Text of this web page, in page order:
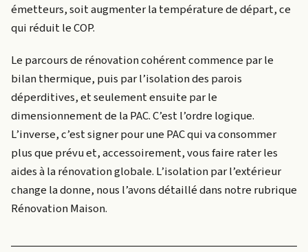
émetteurs, soit augmenter la température de départ, ce
qui réduit le COP.
Le parcours de rénovation cohérent commence par le
bilan thermique, puis par l’isolation des parois
déperditives, et seulement ensuite par le
dimensionnement de la PAC. C’est l’ordre logique.
L’inverse, c’est signer pour une PAC qui va consommer
plus que prévu et, accessoirement, vous faire rater les
aides à la rénovation globale. L’isolation par l’extérieur
change la donne, nous l’avons détaillé dans notre rubrique
Rénovation Maison.